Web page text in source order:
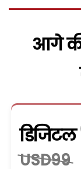
आगे
डिजिटल
USD99